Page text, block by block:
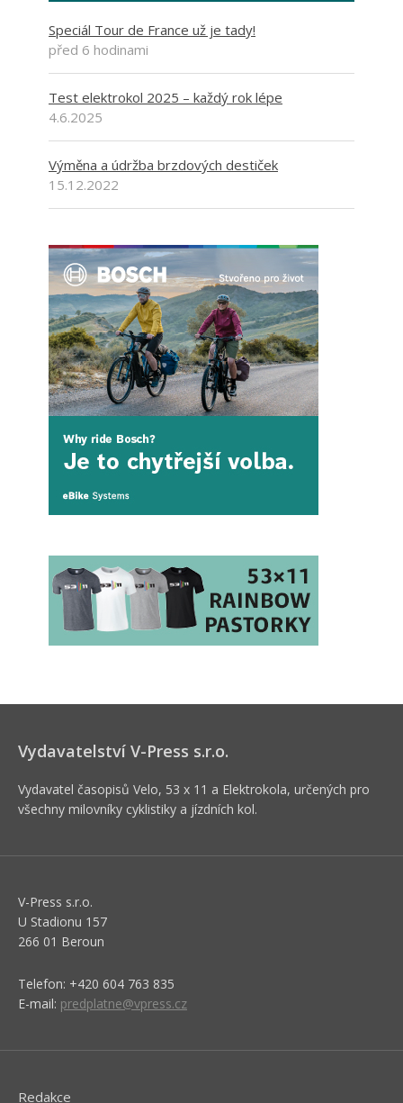
Speciál Tour de France už je tady!
před 6 hodinami
Test elektrokol 2025 – každý rok lépe
4.6.2025
Výměna a údržba brzdových destiček
15.12.2022
Vydavatelství V-Press s.r.o.
Vydavatel časopisů Velo, 53 x 11 a Elektrokola, určených pro
všechny milovníky cyklistiky a jízdních kol.
V-Press s.r.o.
U Stadionu 157
266 01 Beroun
Telefon: +420 604 763 835
E-mail: predplatne@vpress.cz
Redakce